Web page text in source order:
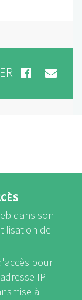
dans son
de
pour
IP
à